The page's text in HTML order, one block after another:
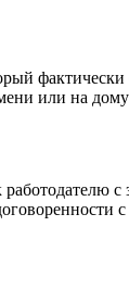
или на